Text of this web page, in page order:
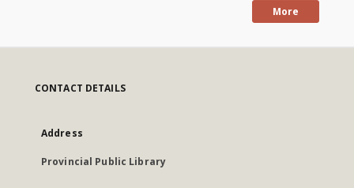
More
CONTACT DETAILS
Address
Provincial Public Library